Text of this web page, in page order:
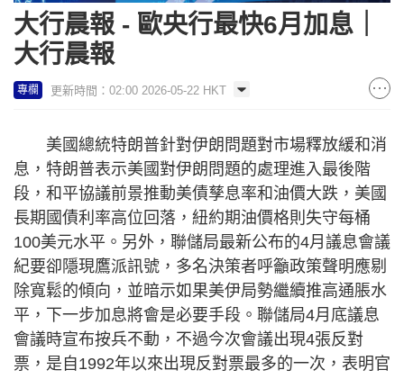
大行晨報 - 歐央行最快6月加息｜
大行晨報
專欄 更新時間：02:00 2026-05-22 HKT
美國總統特朗普針對伊朗問題對市場釋放緩和消
息，特朗普表示美國對伊朗問題的處理進入最後階
段，和平協議前景推動美債孳息率和油價大跌，美國
長期國債利率高位回落，紐約期油價格則失守每桶
100美元水平。另外，聯儲局最新公布的4月議息會議
紀要卻隱現鷹派訊號，多名決策者呼籲政策聲明應剔
除寬鬆的傾向，並暗示如果美伊局勢繼續推高通脹水
平，下一步加息將會是必要手段。聯儲局4月底議息
會議時宣布按兵不動，不過今次會議出現4張反對
票，是自1992年以來出現反對票最多的一次，表明官